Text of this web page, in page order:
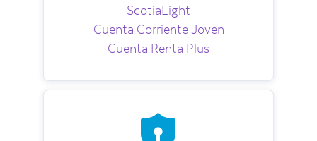
ScotiaLight
Cuenta Corriente Joven
Cuenta Renta Plus